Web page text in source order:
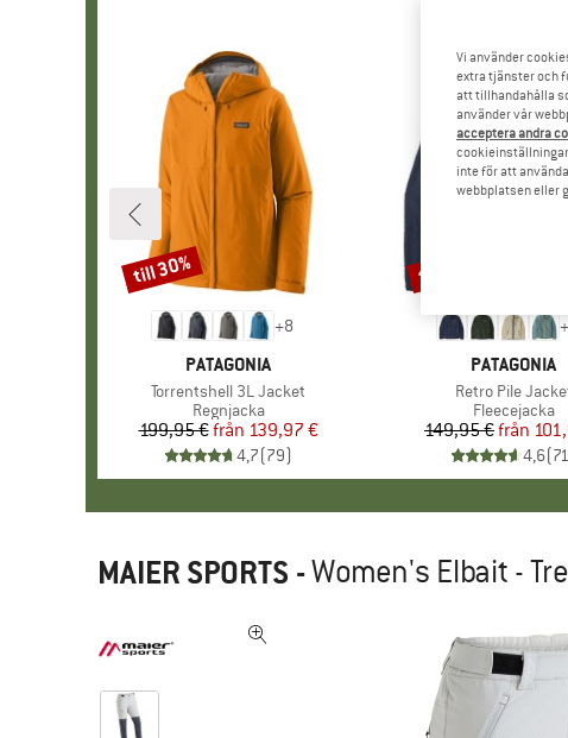
+8
VARUMÄRKE
PATAGONIA
Produkter
Torrentshell 3L Jacket
Produktgrupp
Regnjacka
Pris
199,95 € Reducerat pris
från 139,97 €
4,7(79)
Rabatt
till 30%
+
VARUMÄRKE
PATAGONIA
Produkter
Retro Pile
Produktgrupp
Fleecejacka
Pris
149,95 €från
4,6(71
Rabatt
till 32%
MAIER SPORTS -Women's Elbait -
Vi använder
extra tjänster och
att tillhandahålla
använder vår
acceptera andra
inte för att
webbplatsen eller